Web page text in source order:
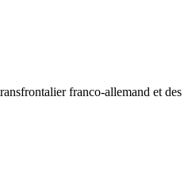
franco-allemand et des